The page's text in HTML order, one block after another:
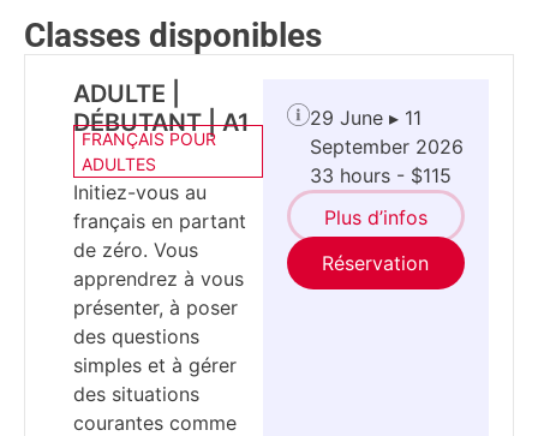
Classes disponibles
ADULTE |
DÉBUTANT | A1
FRANÇAIS POUR
ADULTES
Initiez-vous au
français en partant
de zéro. Vous
apprendrez à vous
présenter, à poser
des questions
simples et à gérer
des situations
courantes comme
29 June ▸ 11
September 2026
33 hours - $115
Plus d’infos
Réservation